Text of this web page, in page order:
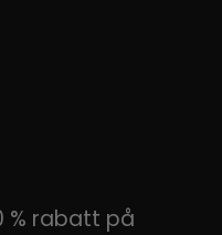
% rabatt på